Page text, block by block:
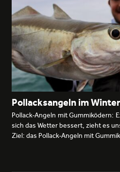
Pollacksangeln im Winter
Pollack-Angeln mit Gummiködern:
sich das Wetter bessert, zieht es
Ziel: das Pollack-Angeln mit